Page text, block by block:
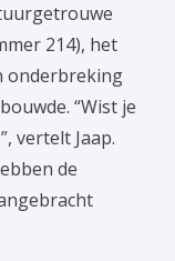
214), het
onderbreking
“Wist je
vertelt Jaap.
de